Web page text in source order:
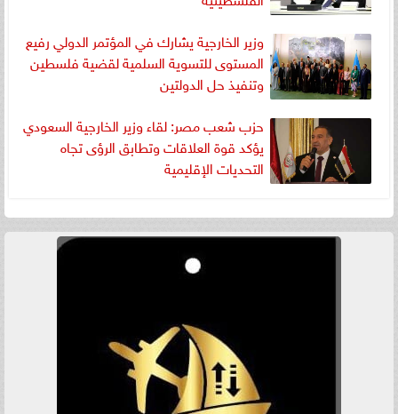
وزير الخارجية يشارك في المؤتمر الدولي رفيع
المستوى للتسوية السلمية لقضية فلسطين
وتنفيذ حل الدولتين
حزب شعب مصر: لقاء وزير الخارجية السعودي
يؤكد قوة العلاقات وتطابق الرؤى تجاه
التحديات الإقليمية